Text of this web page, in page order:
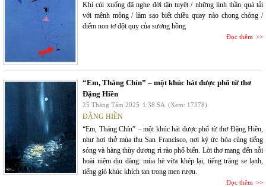
Khi cúi xuống đã nghe đời tận tuyệt / những linh thần quá tải
với mênh mông / làm sao biết chiều quay nào chong chóng /
điểm non tơ đột quỵ của sương hồng
Đọc thêm
“Em, Tháng Chín” – một khúc hát được phổ từ thơ
Đặng Hiền
25 Tháng Tám 2025 1:38 SA (Xem: 17378)
ĐẶNG HIỀN
“Em, Tháng Chín” – một khúc hát được phổ từ thơ Đặng Hiền,
như hơi thở mùa thu San Francisco, nơi ký ức hòa cùng tiếng
sóng và hàng thùy dương rì rào phố biển. Lời thơ mang đến nỗi
hoài niệm dịu dàng: mùa hè vừa khép lại, tiếng trăng se lạnh,
tiếng gió khúc khích tan trong men rượu.
Đọc thêm